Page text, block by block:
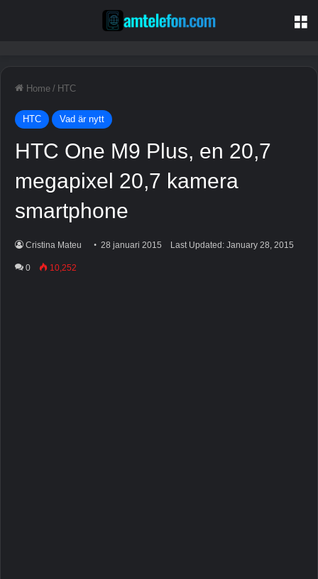
Home / HTC
HTC Vad är nytt
HTC One M9 Plus, en 20,7
megapixel 20,7 kamera
smartphone
Cristina Mateu 28 januari 2015 Last Updated: January 28, 2015
0 10,252